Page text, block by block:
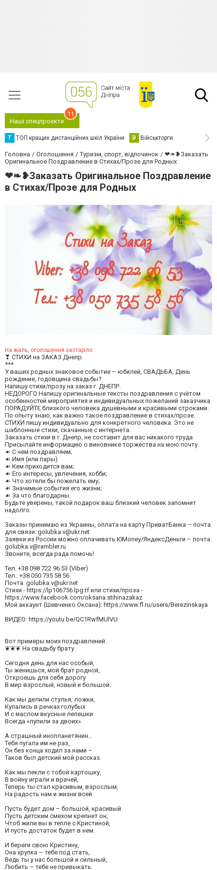
Наші спецпроєкти
11
Т ТОП кращих дистанційних шкіл України В Військторги
Головна Оголошення Туризм, спорт, відпочинок
❤❧❥Заказать
Оригинальное Поздравление в Стихах/Прозе для Родных
❤❧❥Заказать Оригинальное Поздравление
в Стихах/Прозе для Родных
На жаль, оголошення застаріло
❣ СТИХИ на ЗАКАЗ Днепр.
***
У ваших родных знаковое событие – юбилей, CBАДЬБА, День
рождение, годовщина свадьбы?
Напишу стихи/прозу на заказ г. ДНЕПР.
НЕДОРОГО Напишу оригинальные тексты поздравления с учётом
особенностей мероприятия и индивидуальных пожеланий заказчика.
ПОРАДУЙТЕ близкого человека душевными и красивыми строками.
По опыту знаю, как важно такое поздравление в стихах/прозе.
СТИХИ пишу индивидуально для конкретного человека. Это не
шаблонные стихи, скачанные с интернета.
Заказать стихи в г. Днепр, не составит для вас никакого труда.
Присылайте информацию о виновнике торжества на мою почту:
☙ С чем поздравляем;
☙ Имя (или пары)
☙ Кем приходится вам;
☙ Его интересы, увлечения, хобби;
☙ Что хотели бы пожелать ему;
☙ Значимые события его жизни;
☙ За что благодарны.
Будьте уверены, такой подарок ваш близкий человек запомнит
надолго.
Заказы принимаю из Украины, оплата на карту ПриватБанка – почта
для связи: golubka.v@ukr.net
Заявки из России можно оплачивать ЮMoney/ЯндексДеньги – почта:
golubka.v@rambler.ru
Звоните, всегда рада помочь!
Тел. +38 098 722 96 53 (Viber)
Тел.: +38 050 735 58 56
Почта: golubka.v@ukr.net
Стихи - https://lp106756.lpg.tf или стихи/проза -
https://www.facebook.com/oksana.stihinazakaz
Мой аккаунт (Шевченко Оксана): https://www.fl.ru/users/Berezinskaya
ВИДЕО: https://youtu.be/QC1RwfMUlVU
Вот примеры моих поздравлений:
❦❦❦ На свадьбу брату
Сегодня день для нас особый,
Ты женишься, мой брат родной,
Откроешь для себя дорогу
В мир взрослый, новый и большой.
Как мы делили стулья, ложки,
Купались в речках голубых
И с маслом вкусные лепешки
Всегда «лупили за двоих».
А страшный инопланетянин…
Тебя пугала им не раз,
Он без конца ходил за нами –
Таков был детский мой рассказ.
Как мы пекли с тобой картошку,
В войну играли и врачей,
Теперь ты стал красивым, взрослым,
На радость нам и жизни всей.
Пусть будет дом – большой, красивый
Пусть детским смехом крепнет он,
Чтоб жили вы в тепле с Кристиной,
И пусть достаток будет в нем.
И береги свою Кристину,
Она хрупка – тебе под стать,
Ведь ты у нас большой и сильный,
Любить – тебе не привыкать.